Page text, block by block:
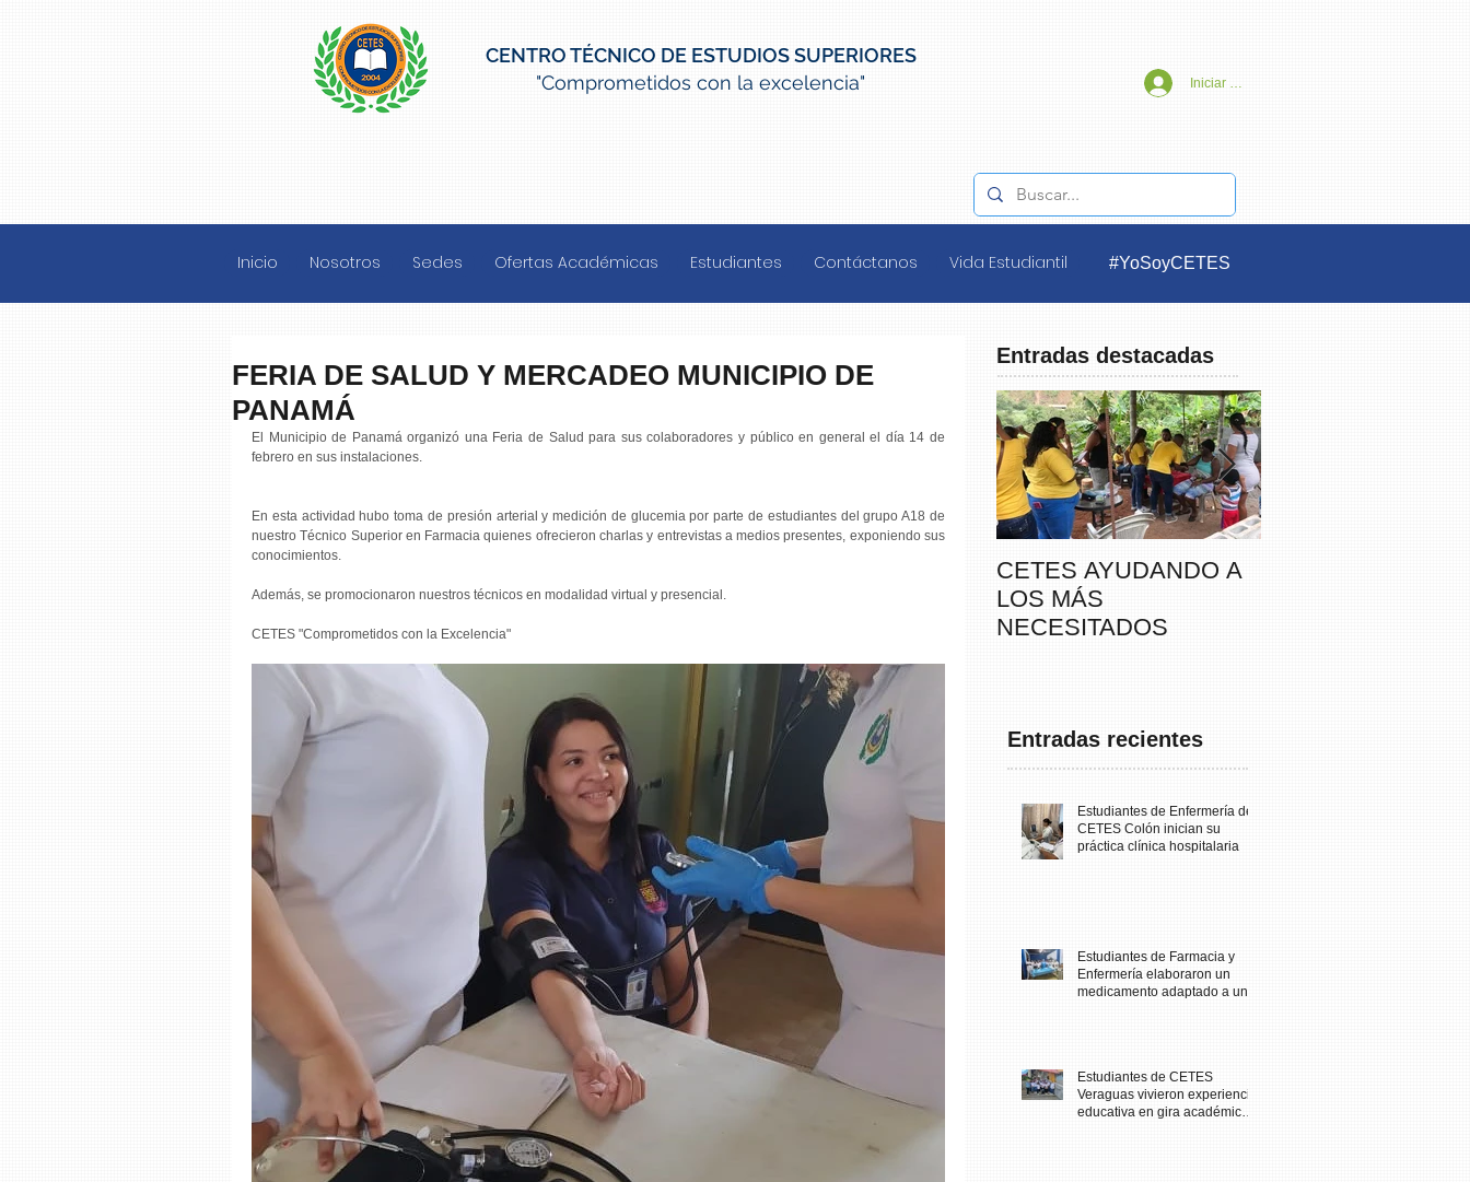
CENTRO TÉCNICO DE ESTUDIOS SUPERIORES
"Comprometidos con la excelencia"
Iniciar sesión
Inicio Nosotros Sedes Ofertas Académicas Estudiantes Contáctanos Vida Estudiantil #YoSoyCETES
FERIA DE SALUD Y MERCADEO MUNICIPIO DE
PANAMÁ
El Municipio de Panamá organizó una Feria de Salud para sus colaboradores y público en general el día 14 de
febrero en sus instalaciones.
En esta actividad hubo toma de presión arterial y medición de glucemia por parte de estudiantes del grupo A18 de
nuestro Técnico Superior en Farmacia quienes ofrecieron charlas y entrevistas a medios presentes, exponiendo sus
conocimientos.
Además, se promocionaron nuestros técnicos en modalidad virtual y presencial.
CETES "Comprometidos con la Excelencia"
Entradas destacadas
CETES AYUDANDO A
LOS MÁS
NECESITADOS
Entradas recientes
Estudiantes de Enfermería de
CETES Colón inician su
práctica clínica hospitalaria
Estudiantes de Farmacia y
Enfermería elaboraron un
medicamento adaptado a una
Estudiantes de CETES
Veraguas vivieron experiencia
educativa en gira académica